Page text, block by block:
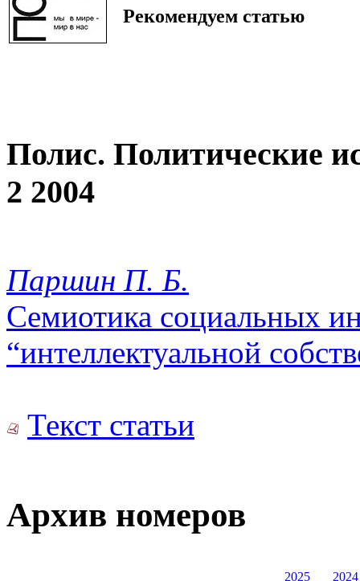
Рекомендуем статью
Полис. Политические
2 2004
Паршин П. Б.
Семиотика социальных
“интеллектуальной
Текст статьи
Архив номеров
2025
2024